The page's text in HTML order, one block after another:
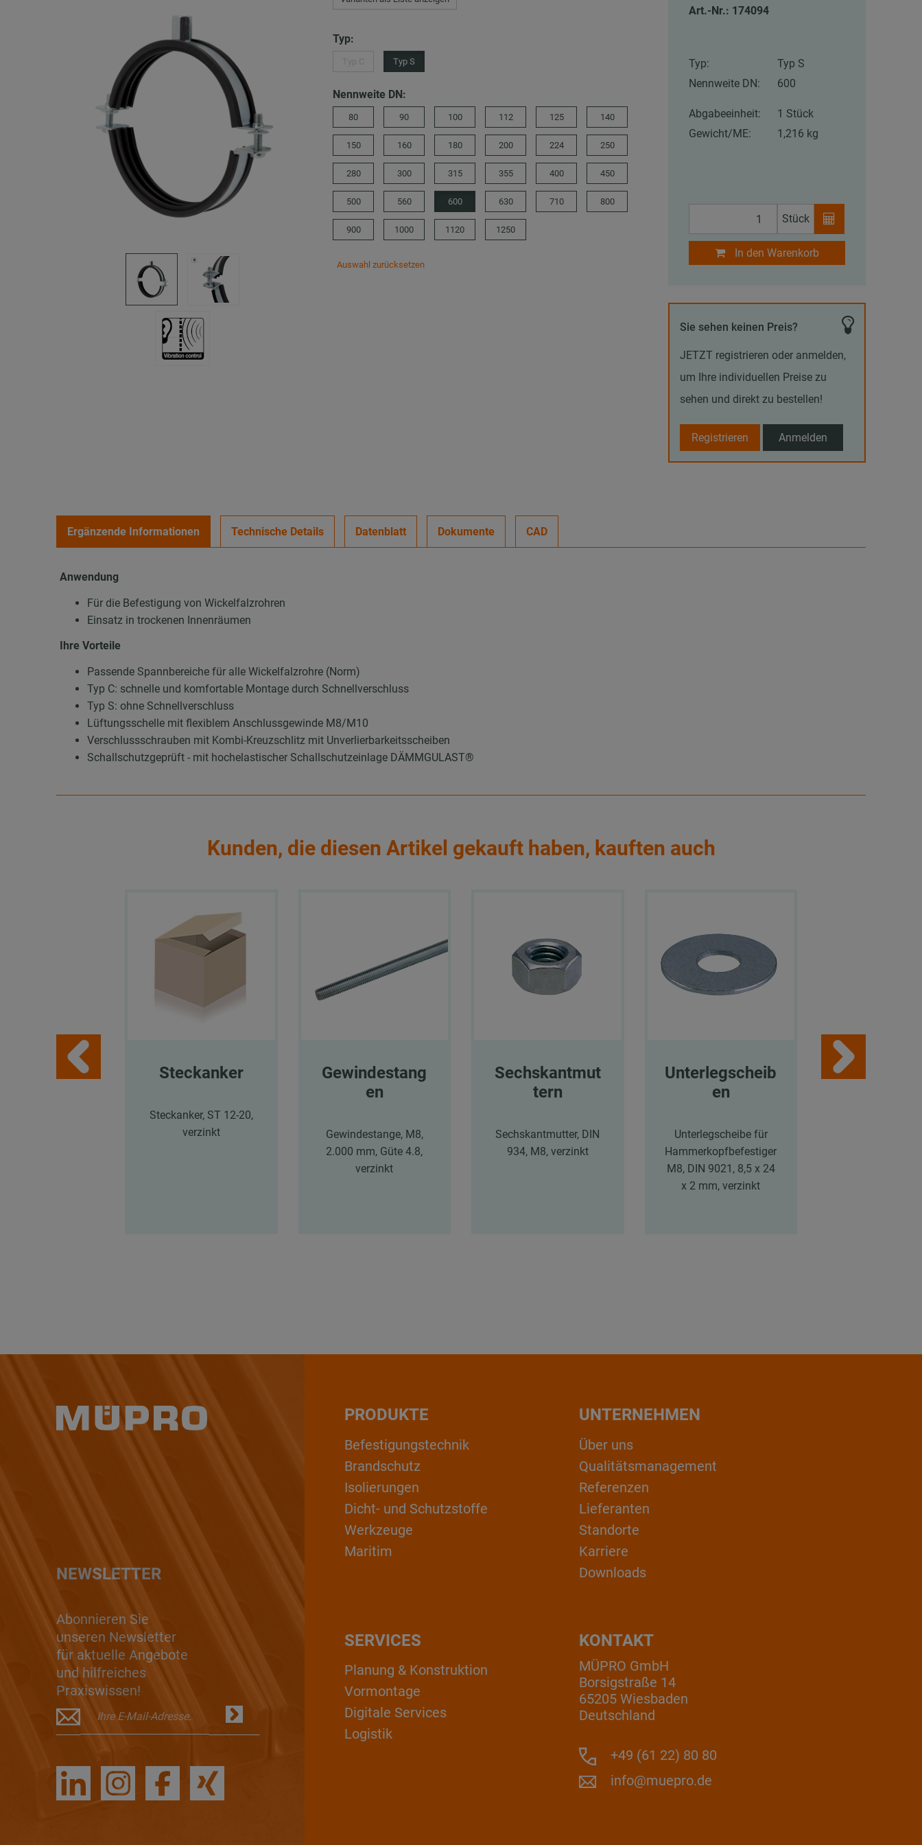
Typ:
Typ S
Nennweite DN:
80 90 100 112 125 140
150 160 180 200 224 250
280 300 315 355 400 450
500 560 600 630 710 800
900 1000 1120 1250
Auswahl zurücksetzen
Art.-Nr.: 174094
Typ:
Typ S
Nennweite DN:
600
Abgabeeinheit:
1 Stück
Gewicht/ME:
1,216 kg
Stück
In den Warenkorb
Sie sehen keinen Preis?
JETZT registrieren oder anmelden,
um Ihre individuellen Preise zu
sehen und direkt zu bestellen!
Registrieren Anmelden
Ergänzende Informationen Technische Details Datenblatt Dokumente CAD
Anwendung
Für die Befestigung von Wickelfalzrohren
Einsatz in trockenen Innenräumen
Ihre Vorteile
Passende Spannbereiche für alle Wickelfalzrohre (Norm)
Typ C: schnelle und komfortable Montage durch Schnellverschluss
Typ S: ohne Schnellverschluss
Lüftungsschelle mit flexiblem Anschlussgewinde M8/M10
Verschlussschrauben mit Kombi-Kreuzschlitz mit Unverlierbarkeitsscheiben
Schallschutzgeprüft - mit hochelastischer Schallschutzeinlage DÄMMGULAST®
Kunden, die diesen Artikel gekauft haben, kauften auch
Steckanker
Steckanker, ST 12-20,
verzinkt
Gewindestang
en
Gewindestange, M8,
2.000 mm, Güte 4.8,
verzinkt
Sechskantmut
tern
Sechskantmutter, DIN
934, M8, verzinkt
Unterlegscheib
en
Unterlegscheibe für
Hammerkopfbefestiger
M8, DIN 9021, 8,5 x 24
x 2 mm, verzinkt
NEWSLETTER
Abonnieren Sie
unseren Newsletter
für aktuelle Angebote
und hilfreiches
Praxiswissen!
PRODUKTE
Befestigungstechnik
Brandschutz
Isolierungen
Dicht- und Schutzstoffe
Werkzeuge
Maritim
UNTERNEHMEN
Über uns
Qualitätsmanagement
Referenzen
Lieferanten
Standorte
Karriere
Downloads
KONTAKT
MÜPRO GmbH
Borsigstraße 14
65205 Wiesbaden
Deutschland
+49 (61 22) 80 80
info@muepro.de
SERVICES
Planung & Konstruktion
Vormontage
Digitale Services
Logistik